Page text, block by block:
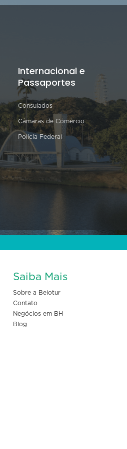
Internacional e
Passaportes
Consulados
Câmaras de Comércio
Polícia Federal
Saiba Mais
Sobre a Belotur
Contato
Negócios em BH
Blog